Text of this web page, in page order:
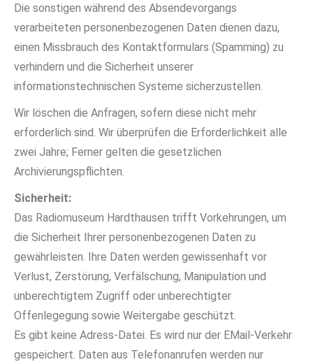
Die sonstigen während des Absendevorgangs
verarbeiteten personenbezogenen Daten dienen dazu,
einen Missbrauch des Kontaktformulars (Spamming) zu
verhindern und die Sicherheit unserer
informationstechnischen Systeme sicherzustellen.
Wir löschen die Anfragen, sofern diese nicht mehr
erforderlich sind. Wir überprüfen die Erforderlichkeit alle
zwei Jahre; Ferner gelten die gesetzlichen
Archivierungspflichten.
Sicherheit:
Das Radiomuseum Hardthausen trifft Vorkehrungen, um
die Sicherheit Ihrer personenbezogenen Daten zu
gewährleisten. Ihre Daten werden gewissenhaft vor
Verlust, Zerstörung, Verfälschung, Manipulation und
unberechtigtem Zugriff oder unberechtigter
Offenlegegung sowie Weitergabe geschützt.
Es gibt keine Adress-Datei. Es wird nur der EMail-Verkehr
gespeichert. Daten aus Telefonanrufen werden nur